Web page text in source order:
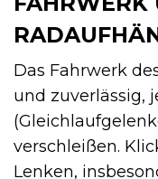
Das Fahrwerk
und zuverlässig,
verschleißen.
Lenken,